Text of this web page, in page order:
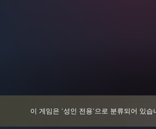
이 게임은 '성인 전용'으로 분류되어 있